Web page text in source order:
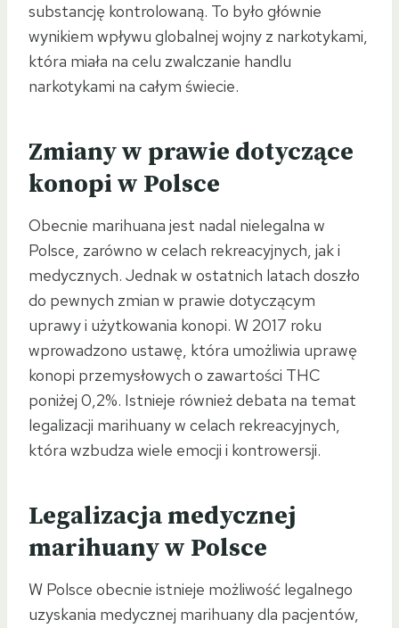
substancję kontrolowaną. To było głównie
wynikiem wpływu globalnej wojny z narkotykami,
która miała na celu zwalczanie handlu
narkotykami na całym świecie.
Zmiany w prawie dotyczące
konopi w Polsce
Obecnie marihuana jest nadal nielegalna w
Polsce, zarówno w celach rekreacyjnych, jak i
medycznych. Jednak w ostatnich latach doszło
do pewnych zmian w prawie dotyczącym
uprawy i użytkowania konopi. W 2017 roku
wprowadzono ustawę, która umożliwia uprawę
konopi przemysłowych o zawartości THC
poniżej 0,2%. Istnieje również debata na temat
legalizacji marihuany w celach rekreacyjnych,
która wzbudza wiele emocji i kontrowersji.
Legalizacja medycznej
marihuany w Polsce
W Polsce obecnie istnieje możliwość legalnego
uzyskania medycznej marihuany dla pacjentów,